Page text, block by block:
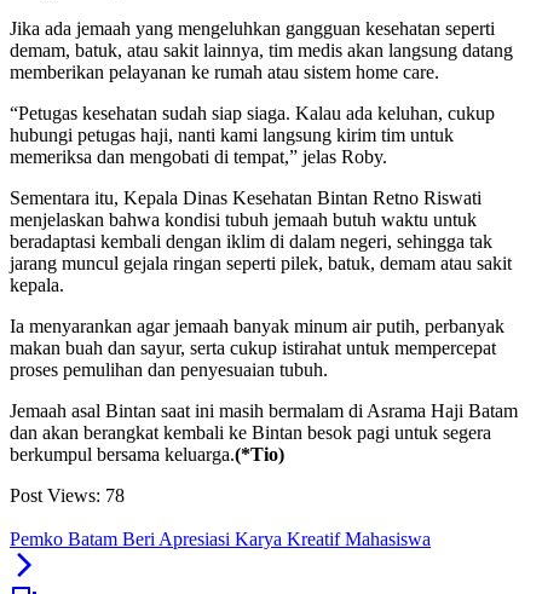
Jika ada jemaah yang mengeluhkan gangguan kesehatan seperti
demam, batuk, atau sakit lainnya, tim medis akan langsung datang
memberikan pelayanan ke rumah atau sistem home care.
“Petugas kesehatan sudah siap siaga. Kalau ada keluhan, cukup
hubungi petugas haji, nanti kami langsung kirim tim untuk
memeriksa dan mengobati di tempat,” jelas Roby.
Sementara itu, Kepala Dinas Kesehatan Bintan Retno Riswati
menjelaskan bahwa kondisi tubuh jemaah butuh waktu untuk
beradaptasi kembali dengan iklim di dalam negeri, sehingga tak
jarang muncul gejala ringan seperti pilek, batuk, demam atau sakit
kepala.
Ia menyarankan agar jemaah banyak minum air putih, perbanyak
makan buah dan sayur, serta cukup istirahat untuk mempercepat
proses pemulihan dan penyesuaian tubuh.
Jemaah asal Bintan saat ini masih bermalam di Asrama Haji Batam
dan akan berangkat kembali ke Bintan besok pagi untuk segera
berkumpul bersama keluarga.(*Tio)
Post Views: 78
Pemko Batam Beri Apresiasi Karya Kreatif Mahasiswa